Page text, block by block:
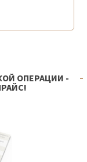
ОПЕРАЦИИ -